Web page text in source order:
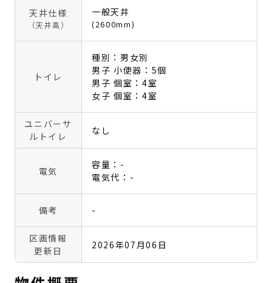
天井仕様
（天井高）
一般天井
(2600mm)
トイレ
種別：男女別
男子 小便器：5個
男子 個室：4室
女子 個室：4室
ユニバーサ
ルトイレ
なし
電気
容量：-
電気代：-
備考 -
区画情報
更新日
2026年07月06日